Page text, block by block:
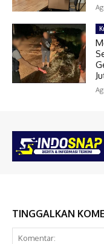
TINGGALKAN